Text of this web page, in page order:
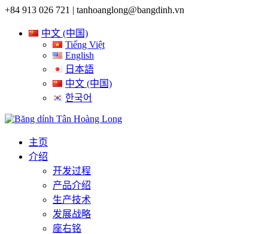
+84 913 026 721 | tanhoanglong@bangdinh.vn
中文 (中国)
Tiếng Việt
English
日本語
中文 (中国)
한국어
主页
介绍
开发过程
产品介绍
生产技术
发展战略
座右铭